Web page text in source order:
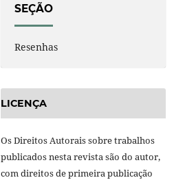
SEÇÃO
Resenhas
LICENÇA
Os Direitos Autorais sobre trabalhos
publicados nesta revista são do autor,
com direitos de primeira publicação